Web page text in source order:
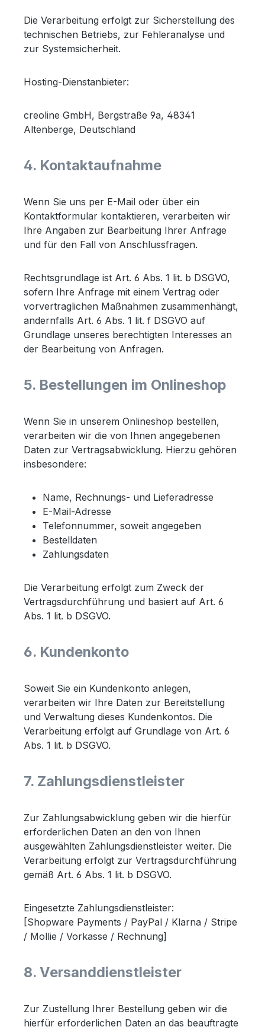
Die Verarbeitung erfolgt zur Sicherstellung des
technischen Betriebs, zur Fehleranalyse und
zur Systemsicherheit.
Hosting-Dienstanbieter:
creoline GmbH, Bergstraße 9a, 48341
Altenberge, Deutschland
4. Kontaktaufnahme
Wenn Sie uns per E-Mail oder über ein
Kontaktformular kontaktieren, verarbeiten wir
Ihre Angaben zur Bearbeitung Ihrer Anfrage
und für den Fall von Anschlussfragen.
Rechtsgrundlage ist Art. 6 Abs. 1 lit. b DSGVO,
sofern Ihre Anfrage mit einem Vertrag oder
vorvertraglichen Maßnahmen zusammenhängt,
andernfalls Art. 6 Abs. 1 lit. f DSGVO auf
Grundlage unseres berechtigten Interesses an
der Bearbeitung von Anfragen.
5. Bestellungen im Onlineshop
Wenn Sie in unserem Onlineshop bestellen,
verarbeiten wir die von Ihnen angegebenen
Daten zur Vertragsabwicklung. Hierzu gehören
insbesondere:
Name, Rechnungs- und Lieferadresse
E-Mail-Adresse
Telefonnummer, soweit angegeben
Bestelldaten
Zahlungsdaten
Die Verarbeitung erfolgt zum Zweck der
Vertragsdurchführung und basiert auf Art. 6
Abs. 1 lit. b DSGVO.
6. Kundenkonto
Soweit Sie ein Kundenkonto anlegen,
verarbeiten wir Ihre Daten zur Bereitstellung
und Verwaltung dieses Kundenkontos. Die
Verarbeitung erfolgt auf Grundlage von Art. 6
Abs. 1 lit. b DSGVO.
7. Zahlungsdienstleister
Zur Zahlungsabwicklung geben wir die hierfür
erforderlichen Daten an den von Ihnen
ausgewählten Zahlungsdienstleister weiter. Die
Verarbeitung erfolgt zur Vertragsdurchführung
gemäß Art. 6 Abs. 1 lit. b DSGVO.
Eingesetzte Zahlungsdienstleister:
[Shopware Payments / PayPal / Klarna / Stripe
/ Mollie / Vorkasse / Rechnung]
8. Versanddienstleister
Zur Zustellung Ihrer Bestellung geben wir die
hierfür erforderlichen Daten an das beauftragte